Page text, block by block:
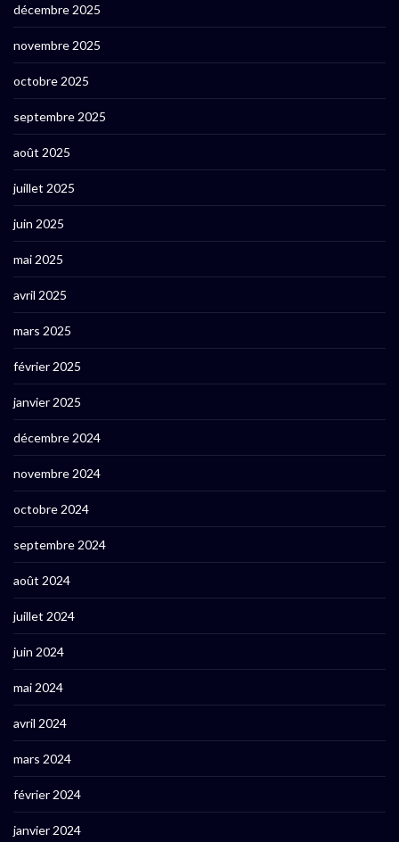
décembre 2025
novembre 2025
octobre 2025
septembre 2025
août 2025
juillet 2025
juin 2025
mai 2025
avril 2025
mars 2025
février 2025
janvier 2025
décembre 2024
novembre 2024
octobre 2024
septembre 2024
août 2024
juillet 2024
juin 2024
mai 2024
avril 2024
mars 2024
février 2024
janvier 2024